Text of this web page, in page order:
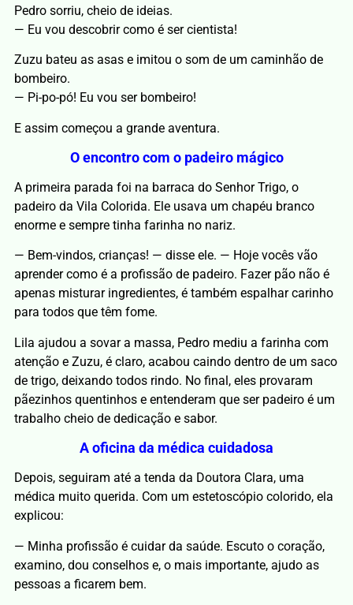
Pedro sorriu, cheio de ideias.
— Eu vou descobrir como é ser cientista!
Zuzu bateu as asas e imitou o som de um caminhão de
bombeiro.
— Pi-po-pó! Eu vou ser bombeiro!
E assim começou a grande aventura.
O encontro com o padeiro mágico
A primeira parada foi na barraca do Senhor Trigo, o
padeiro da Vila Colorida. Ele usava um chapéu branco
enorme e sempre tinha farinha no nariz.
— Bem-vindos, crianças! — disse ele. — Hoje vocês vão
aprender como é a profissão de padeiro. Fazer pão não é
apenas misturar ingredientes, é também espalhar carinho
para todos que têm fome.
Lila ajudou a sovar a massa, Pedro mediu a farinha com
atenção e Zuzu, é claro, acabou caindo dentro de um saco
de trigo, deixando todos rindo. No final, eles provaram
pãezinhos quentinhos e entenderam que ser padeiro é um
trabalho cheio de dedicação e sabor.
A oficina da médica cuidadosa
Depois, seguiram até a tenda da Doutora Clara, uma
médica muito querida. Com um estetoscópio colorido, ela
explicou:
— Minha profissão é cuidar da saúde. Escuto o coração,
examino, dou conselhos e, o mais importante, ajudo as
pessoas a ficarem bem.